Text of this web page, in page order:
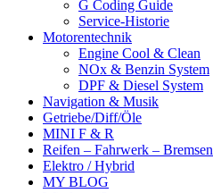
G Coding Guide
Service-Historie
Motorentechnik
Engine Cool & Clean
NOx & Benzin System
DPF & Diesel System
Navigation & Musik
Getriebe/Diff/Öle
MINI F & R
Reifen – Fahrwerk – Bremsen
Elektro / Hybrid
MY BLOG